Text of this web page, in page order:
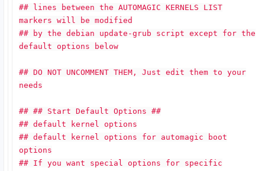
## lines between the AUTOMAGIC KERNELS LIST
markers will be modified
## by the debian update-grub script except for the
default options below
## DO NOT UNCOMMENT THEM, Just edit them to your
needs
## ## Start Default Options ##
## default kernel options
## default kernel options for automagic boot
options
## If you want special options for specific